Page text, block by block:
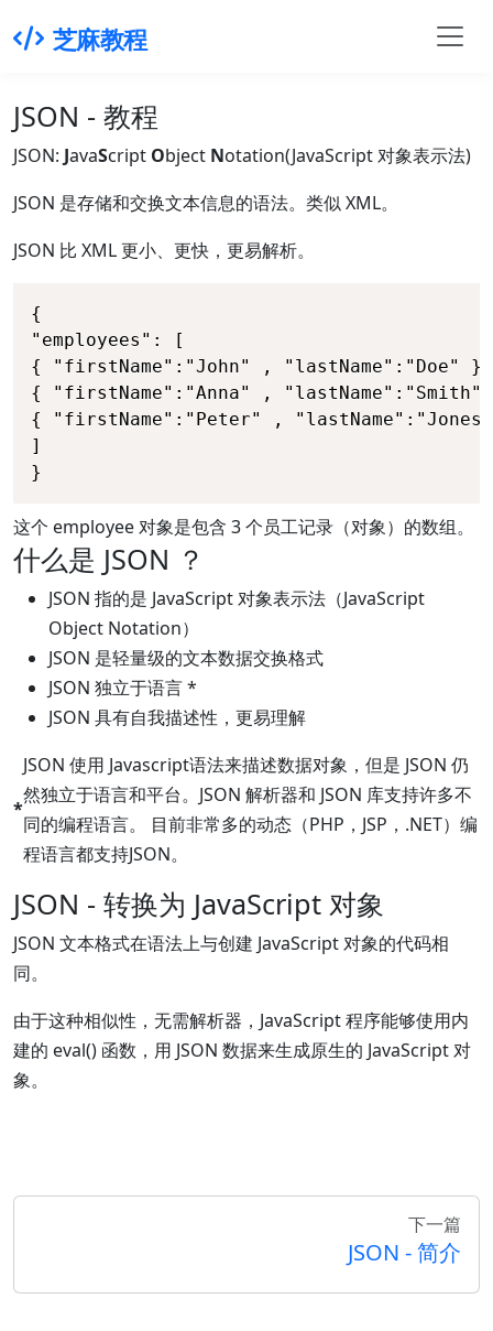
芝麻教程
JSON - 教程
JSON: JavaScript Object Notation(JavaScript 对象表示法)
JSON 是存储和交换文本信息的语法。类似 XML。
JSON 比 XML 更小、更快，更易解析。
{
"employees": [
{ "firstName":"John" , "lastName":"Doe" },
{ "firstName":"Anna" ,
{ "firstName":"Peter" ,
]
}
这个 employee 对象是包含 3 个员工记录（对象）的数组。
什么是 JSON ？
JSON 指的是 JavaScript 对象表示法（JavaScript
Object Notation）
JSON 是轻量级的文本数据交换格式
JSON 独立于语言 *
JSON 具有自我描述性，更易理解
*
JSON 使用 Javascript语法来描述数据对象，但是 JSON 仍
然独立于语言和平台。JSON 解析器和 JSON 库支持许多不
同的编程语言。 目前非常多的动态（PHP，JSP，.NET）编
程语言都支持JSON。
JSON - 转换为 JavaScript 对象
JSON 文本格式在语法上与创建 JavaScript 对象的代码相
同。
由于这种相似性，无需解析器，JavaScript 程序能够使用内
建的 eval() 函数，用 JSON 数据来生成原生的 JavaScript 对
象。
下一篇
JSON - 简介